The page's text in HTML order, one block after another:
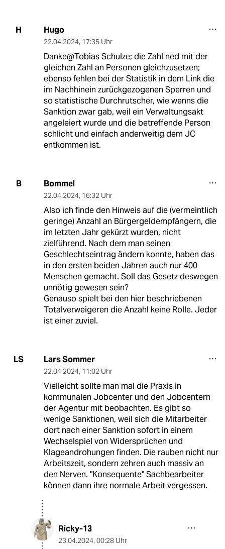
H Hugo
22.04.2024, 17:35 Uhr
Danke@Tobias Schulze; die Zahl ned mit der
gleichen Zahl an Personen gleichzusetzen;
ebenso fehlen bei der Statistik in dem Link die
im Nachhinein zurückgezogenen Sperren und
so statistische Durchrutscher, wie wenns die
Sanktion zwar gab, weil ein Verwaltungsakt
angeleiert wurde und die betreffende Person
schlicht und einfach anderweitig dem JC
entkommen ist.
B Bommel
22.04.2024, 16:32 Uhr
Also ich finde den Hinweis auf die (vermeintlich
geringe) Anzahl an Bürgergeldempfängern, die
im letzten Jahr gekürzt wurden, nicht
zielführend. Nach dem man seinen
Geschlechtseintrag ändern konnte, haben das
in den ersten beiden Jahren auch nur 400
Menschen gemacht. Soll das Gesetz deswegen
unnötig gewesen sein?
Genauso spielt bei den hier beschriebenen
Totalverweigeren die Anzahl keine Rolle. Jeder
ist einer zuviel.
LS Lars Sommer
22.04.2024, 11:02 Uhr
Vielleicht sollte man mal die Praxis in
kommunalen Jobcenter und den Jobcentern
der Agentur mit beobachten. Es gibt so
wenige Sanktionen, weil sich die Mitarbeiter
dort nach einer Sanktion sofort in einem
Wechselspiel von Widersprüchen und
Klageandrohungen finden. Die rauben nicht nur
Arbeitszeit, sondern zehren auch massiv an
den Nerven. "Konsequente" Sachbearbeiter
können dann ihre normale Arbeit vergessen.
Ricky-13
23.04.2024, 00:28 Uhr